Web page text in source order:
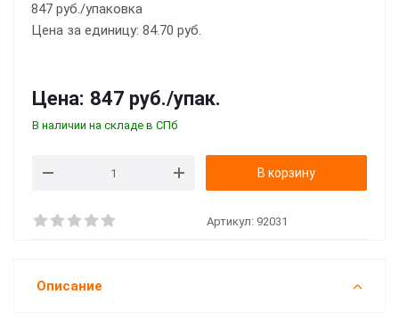
847 руб./упаковка
Цена за единицу: 84.70 руб.
Цена: 847 руб./упак.
В наличии на складе в СПб
В корзину
Артикул: 92031
Описание